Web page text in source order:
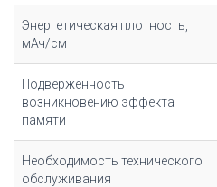
Энергетическая плотность,
мАч/cм
Подверженность
возникновению эффекта
памяти
Необходимость технического
обслуживания